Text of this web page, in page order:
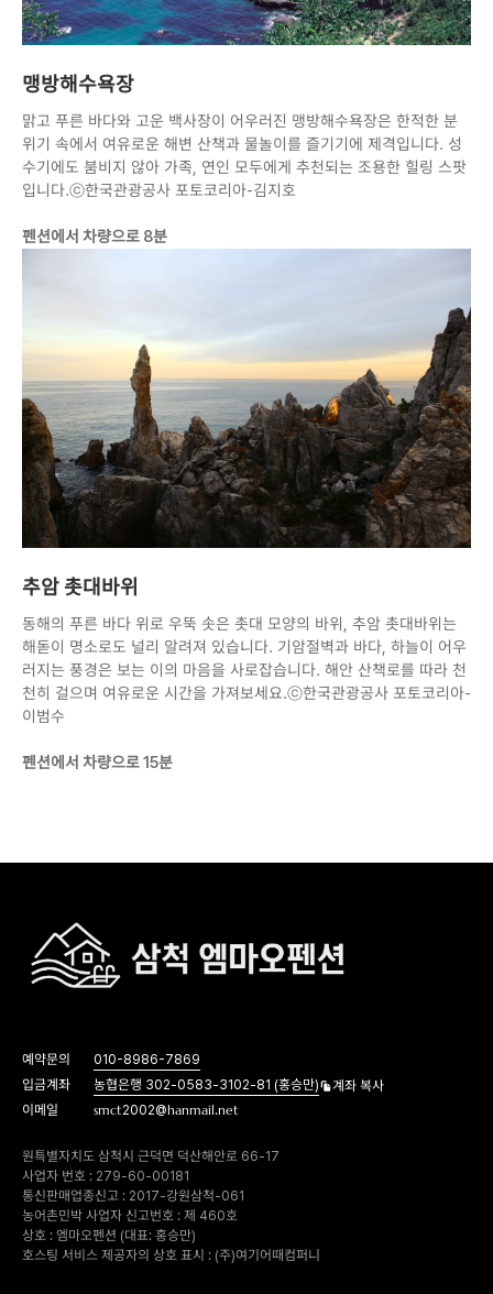
맹방해수욕장
맑고 푸른 바다와 고운 백사장이 어우러진 맹방해수욕장은 한적한 분
위기 속에서 여유로운 해변 산책과 물놀이를 즐기기에 제격입니다. 성
수기에도 붐비지 않아 가족, 연인 모두에게 추천되는 조용한 힐링 스팟
입니다.ⓒ한국관광공사 포토코리아-김지호
펜션에서 차량으로 8분
추암 촛대바위
동해의 푸른 바다 위로 우뚝 솟은 촛대 모양의 바위, 추암 촛대바위는
해돋이 명소로도 널리 알려져 있습니다. 기암절벽과 바다, 하늘이 어우
러지는 풍경은 보는 이의 마음을 사로잡습니다. 해안 산책로를 따라 천
천히 걸으며 여유로운 시간을 가져보세요.ⓒ한국관광공사 포토코리아-
이범수
펜션에서 차량으로 15분
예약문의
010-8986-7869
입금계좌
농협은행 302-0583-3102-81 (홍승만)
계좌 복사
이메일
smct2002@hanmail.net
원특별자치도 삼척시 근덕면 덕산해안로 66-17
사업자 번호 : 279-60-00181
통신판매업종신고 : 2017-강원삼척-061
농어촌민박 사업자 신고번호 : 제 460호
상호 : 엠마오펜션 (대표: 홍승만)
호스팅 서비스 제공자의 상호 표시 : (주)여기어때컴퍼니